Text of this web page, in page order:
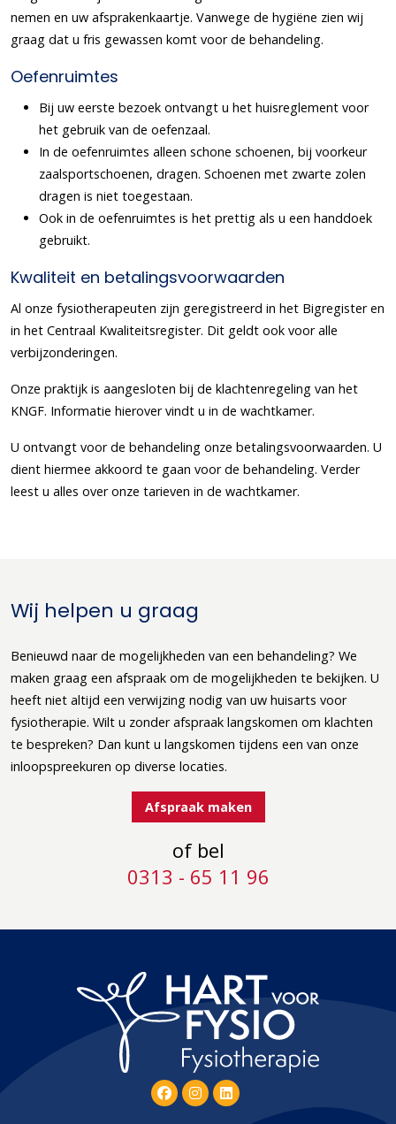
nemen en uw afsprakenkaartje. Vanwege de hygiëne zien wij
graag dat u fris gewassen komt voor de behandeling.
Oefenruimtes
Bij uw eerste bezoek ontvangt u het huisreglement voor
het gebruik van de oefenzaal.
In de oefenruimtes alleen schone schoenen, bij voorkeur
zaalsportschoenen, dragen. Schoenen met zwarte zolen
dragen is niet toegestaan.
Ook in de oefenruimtes is het prettig als u een handdoek
gebruikt.
Kwaliteit en betalingsvoorwaarden
Al onze fysiotherapeuten zijn geregistreerd in het Bigregister en
in het Centraal Kwaliteitsregister. Dit geldt ook voor alle
verbijzonderingen.
Onze praktijk is aangesloten bij de klachtenregeling van het
KNGF. Informatie hierover vindt u in de wachtkamer.
U ontvangt voor de behandeling onze betalingsvoorwaarden. U
dient hiermee akkoord te gaan voor de behandeling. Verder
leest u alles over onze tarieven in de wachtkamer.
Wij helpen u graag
Benieuwd naar de mogelijkheden van een behandeling? We
maken graag een afspraak om de mogelijkheden te bekijken. U
heeft niet altijd een verwijzing nodig van uw huisarts voor
fysiotherapie. Wilt u zonder afspraak langskomen om klachten
te bespreken? Dan kunt u langskomen tijdens een van onze
inloopspreekuren op diverse locaties.
Afspraak maken
of bel
0313 - 65 11 96